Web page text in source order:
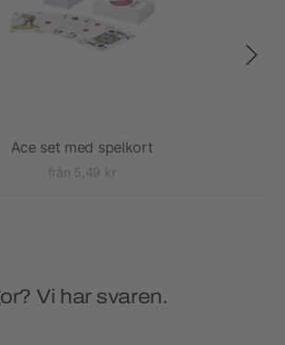
Ace set med spelkort
från 5,49 kr
Vi har svaren.